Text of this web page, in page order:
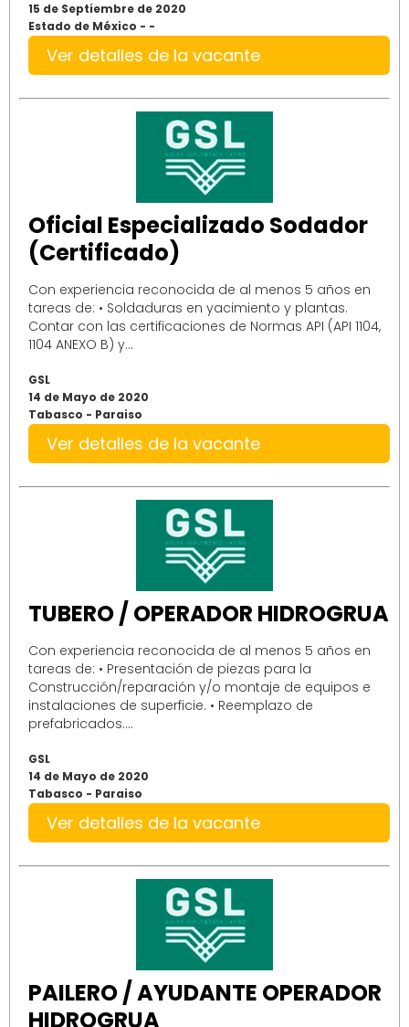
15 de Septiembre de 2020
Estado de México - -
Ver detalles de la vacante
Oficial Especializado Sodador
(Certificado)
Con experiencia reconocida de al menos 5 años en
tareas de: • Soldaduras en yacimiento y plantas.
Contar con las certificaciones de Normas API (API 1104,
1104 ANEXO B) y...
GSL
14 de Mayo de 2020
Tabasco - Paraiso
Ver detalles de la vacante
TUBERO / OPERADOR HIDROGRUA
Con experiencia reconocida de al menos 5 años en
tareas de: • Presentación de piezas para la
Construcción/reparación y/o montaje de equipos e
instalaciones de superficie. • Reemplazo de
prefabricados....
GSL
14 de Mayo de 2020
Tabasco - Paraiso
Ver detalles de la vacante
PAILERO / AYUDANTE OPERADOR
HIDROGRUA